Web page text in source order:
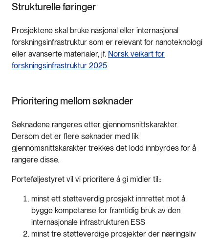
Strukturelle føringer
Prosjektene skal bruke nasjonal eller internasjonal
forskningsinfrastruktur som er relevant for nanoteknologi
eller avanserte materialer, jf. Norsk veikart for
forskningsinfrastruktur 2025
Prioritering mellom søknader
Søknadene rangeres etter gjennomsnittskarakter.
Dersom det er flere søknader med lik
gjennomsnittskarakter trekkes det lodd innbyrdes for å
rangere disse.
Porteføljestyret vil vi prioritere å gi midler til::
minst ett støtteverdig prosjekt innrettet mot å
bygge kompetanse for framtidig bruk av den
internasjonale infrastrukturen ESS
minst tre støtteverdige prosjekter der næringsliv